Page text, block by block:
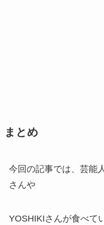
まとめ
今回の記事では、芸能
さんや
YOSHIKIさんが食べて